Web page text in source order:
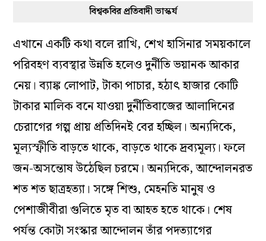
বিশ্বকবির প্রতিবাদী ভাস্কর্য
এখানে একটি কথা বলে রাখি, শেখ হাসিনার সময়কালে
পরিবহণ ব্যবস্থার উন্নতি হলেও দুর্নীতি ভয়ানক আকার
নেয়। ব্যাঙ্ক লোপাট, টাকা পাচার, হঠাৎ হাজার কোটি
টাকার মালিক বনে যাওয়া দুর্নীতিবাজের আলাদিনের
চেরাগের গল্প প্রায় প্রতিদিনই বের হচ্ছিল। অন্যদিকে,
মূল্যস্ফীতি বাড়তে থাকে, বাড়তে থাকে দ্রব্যমূল্য। ফলে
জন-অসন্তোষ উঠেছিল চরমে। অন্যদিকে, আন্দোলনরত
শত শত ছাত্রহত্যা। সঙ্গে শিশু, মেহনতি মানুষ ও
পেশাজীবীরা গুলিতে মৃত বা আহত হতে থাকে। শেষ
পর্যন্ত কোটা সংস্কার আন্দোলন তাঁর পদত্যাগের